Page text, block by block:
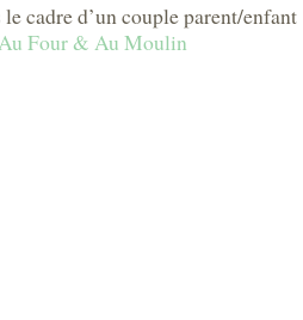
cadre d’un couple parent/enfant
Four & Au Moulin